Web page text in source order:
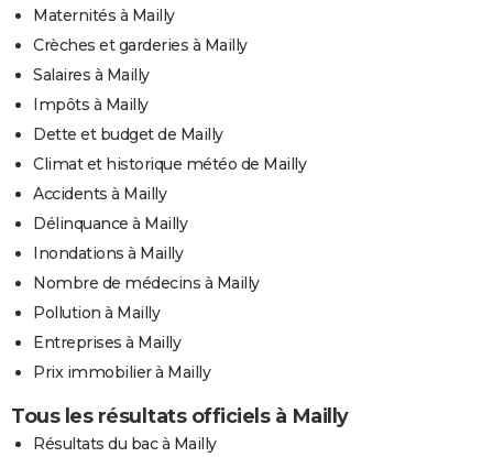
Maternités à Mailly
Crèches et garderies à Mailly
Salaires à Mailly
Impôts à Mailly
Dette et budget de Mailly
Climat et historique météo de Mailly
Accidents à Mailly
Délinquance à Mailly
Inondations à Mailly
Nombre de médecins à Mailly
Pollution à Mailly
Entreprises à Mailly
Prix immobilier à Mailly
Tous les résultats officiels à Mailly
Résultats du bac à Mailly